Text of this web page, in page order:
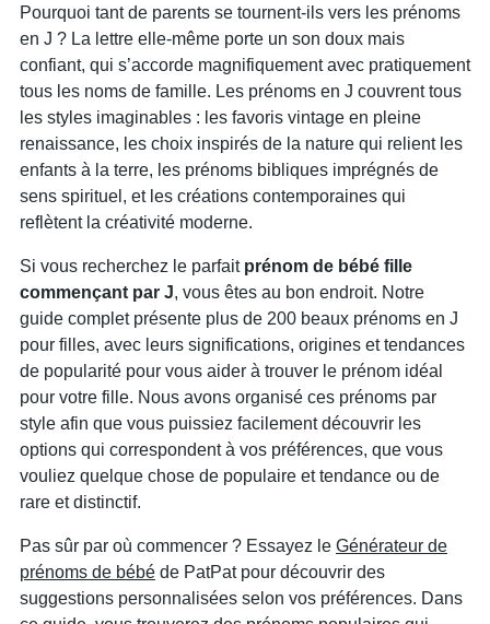
Pourquoi tant de parents se tournent-ils vers les prénoms
en J ? La lettre elle-même porte un son doux mais
confiant, qui s’accorde magnifiquement avec pratiquement
tous les noms de famille. Les prénoms en J couvrent tous
les styles imaginables : les favoris vintage en pleine
renaissance, les choix inspirés de la nature qui relient les
enfants à la terre, les prénoms bibliques imprégnés de
sens spirituel, et les créations contemporaines qui
reflètent la créativité moderne.
Si vous recherchez le parfait prénom de bébé fille
commençant par J, vous êtes au bon endroit. Notre
guide complet présente plus de 200 beaux prénoms en J
pour filles, avec leurs significations, origines et tendances
de popularité pour vous aider à trouver le prénom idéal
pour votre fille. Nous avons organisé ces prénoms par
style afin que vous puissiez facilement découvrir les
options qui correspondent à vos préférences, que vous
vouliez quelque chose de populaire et tendance ou de
rare et distinctif.
Pas sûr par où commencer ? Essayez le Générateur de
prénoms de bébé de PatPat pour découvrir des
suggestions personnalisées selon vos préférences. Dans